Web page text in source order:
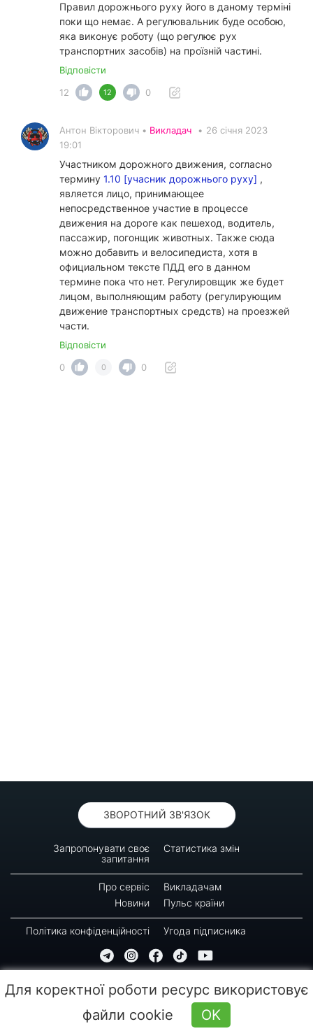
Правил дорожнього руху його в даному терміні
поки що немає. А регулювальник буде особою,
яка виконує роботу (що регулює рух
транспортних засобів) на проїзній частині.
Відповісти
12
12 0
Антон Вікторович • Викладач • 26 січня 2023
19:01
Участником дорожного движения, согласно
термину 1.10 [учасник дорожнього руху] ,
является лицо, принимающее
непосредственное участие в процессе
движения на дороге как пешеход, водитель,
пассажир, погонщик животных. Также сюда
можно добавить и велосипедиста, хотя в
официальном тексте ПДД его в данном
термине пока что нет. Регулировщик же будет
лицом, выполняющим работу (регулирующим
движение транспортных средств) на проезжей
части.
Відповісти
0
0 0
ЗВОРОТНИЙ ЗВ'ЯЗОК
Запропонувати своє
запитання
Статистика змін
Про сервіс
Викладачам
Новини
Пульс країни
Політика конфіденційності Угода підписника
Копіювання, передрук або використання матеріалів цієї сторінки для відтворення,
переносу на інші носії інформації заборонено. Час останнього оновлення: 09:30
Для коректної роботи ресурс використовує
файли cookie
OK